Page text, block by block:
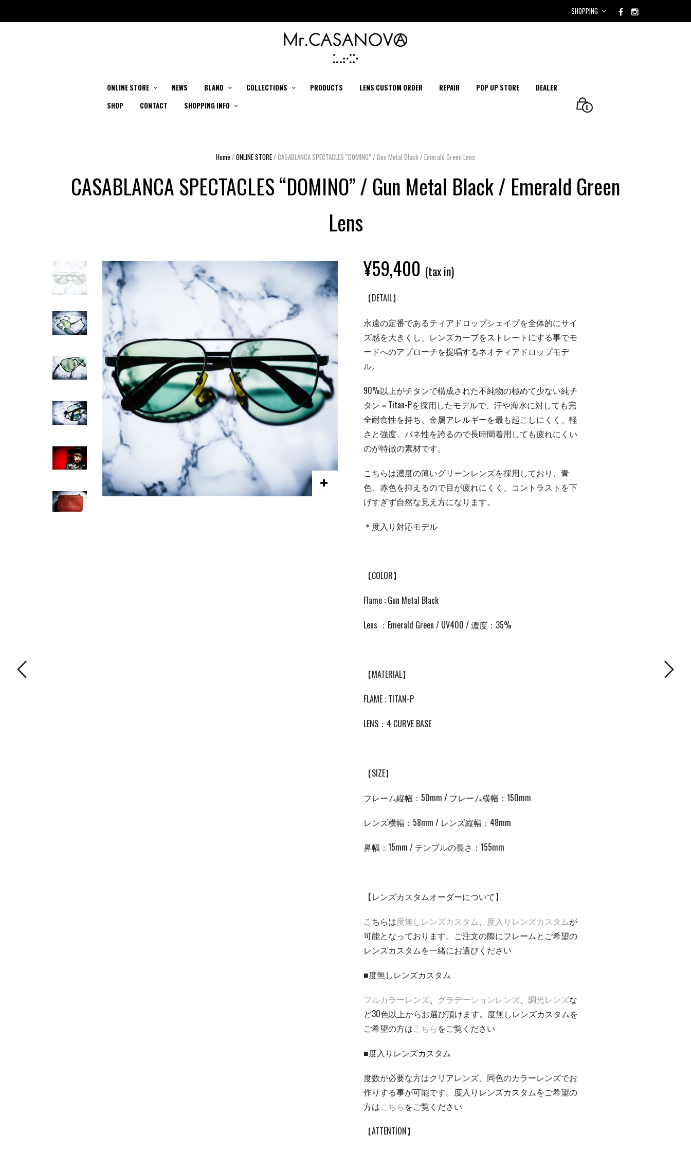
SHOPPING
ONLINE STORE NEWS BLAND COLLECTIONS PRODUCTS LENS CUSTOM ORDER REPAIR POP UP STORE
DEALER
SHOP
CONTACT SHOPPING INFO 0
Home /ONLINE STORE/ CASABLANCA SPECTACLES “DOMINO” / Gun Metal Black / Emerald Green Lens
CASABLANCA SPECTACLES “DOMINO” / Gun Metal Black / Emerald Green
Lens
¥59,400 (tax in)
【DETAIL】
永遠の定番であるティアドロップシェイプを全体的にサイ
ズ感を大きくし、レンズカーブをストレートにする事でモ
ードへのアプローチを提唱するネオティアドロップモデ
ル。
90%以上がチタンで構成された不純物の極めて少ない純チ
タン＝Titan-Pを採用したモデルで、汗や海水に対しても完
全耐食性を持ち、金属アレルギーを最も起こしにくく、軽
さと強度、バネ性を誇るので長時間着用しても疲れにくい
のが特徴の素材です。
こちらは濃度の薄いグリーンレンズを採用しており、青
色、赤色を抑えるので目が疲れにくく、コントラストを下
げすぎず自然な見え方になります。
＊度入り対応モデル
【COLOR】
Flame : Gun Metal Black
Lens ：Emerald Green / UV400 / 濃度：35%
【MATERIAL】
FLAME : TITAN-P
LENS：4 CURVE BASE
【SIZE】
フレーム縦幅：50mm / フレーム横幅：150mm
レンズ横幅：58mm / レンズ縦幅：48mm
鼻幅：15mm / テンプルの長さ： 155mm
【レンズカスタムオーダーについて】
こちらは度無しレンズカスタム、 度入りレンズカスタムが
可能となっております。ご注文の際にフレームとご希望の
レンズカスタムを一緒にお選びください
■度無しレンズカスタム
フルカラーレンズ、 グラデーションレンズ、 調光レンズな
ど30色以上からお選び頂けます。度無しレンズカスタムを
ご希望の方はこちらをご覧ください
■度入りレンズカスタム
度数が必要な方はクリアレンズ、同色のカラーレンズでお
作りする事が可能です。度入りレンズカスタムをご希望の
方はこちらをご覧ください
【ATTENTION】